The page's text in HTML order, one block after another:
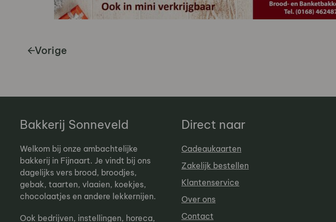
Vorige
Bakkerij Sonneveld
Welkom bij onze ambachtelijke
bakkerij in Fijnaart. Je vindt bij ons
dagelijks vers brood, broodjes,
gebak, taarten, vlaaien, koekjes,
chocolaatjes en andere lekkernijen.
Ook bedrijven, instellingen, horeca,
Direct naar
Cadeaukaarten
Zakelijk bestellen
Klantenservice
Over ons
Contact